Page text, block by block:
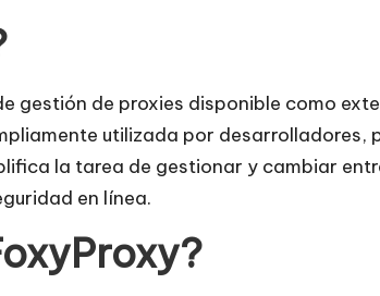
gestión de proxies disponible como
utilizada por
la tarea de gestionar y cambiar
en línea.